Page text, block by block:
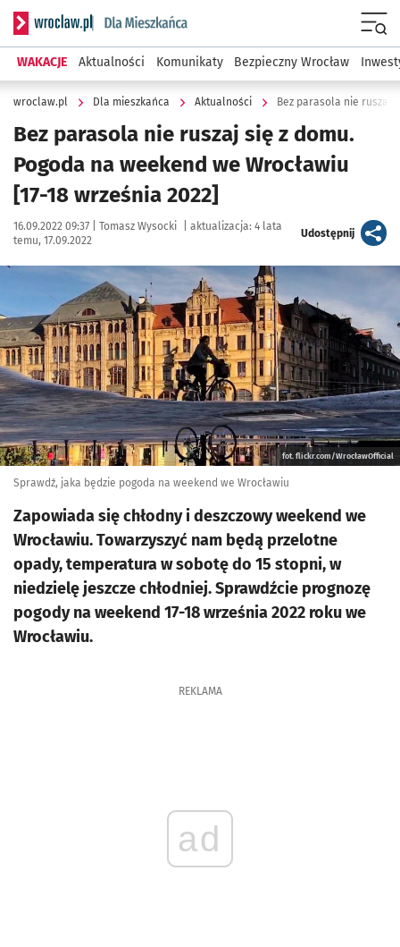
Serwis informacyjny wroclaw.pl podserwis: Dla mieszkańca
WAKACJE Aktualności Komunikaty Bezpieczny Wrocław
wroclaw.pl Dla mieszkańca Aktualności
Bez parasola nie ruszaj się z domu.
Pogoda na weekend we Wrocławiu
[17-18 września 2022]
Data publikacji:
16.09.2022 09:37 | Autor:
Tomasz Wysocki aktualizacja: 4 lata
temu, 17.09.2022
Udostępnijartykuł
Kliknij, aby powiększyć
fot. flickr.com/WrocławOfficial
Sprawdź, jaka będzie pogoda na weekend we Wrocławiu
Zapowiada się chłodny i deszczowy weekend we
Wrocławiu. Towarzyszyć nam będą przelotne
opady, temperatura w sobotę do 15 stopni, w
niedzielę jeszcze chłodniej. Sprawdźcie prognozę
pogody na weekend 17-18 września 2022 roku we
Wrocławiu.
REKLAMA
ad